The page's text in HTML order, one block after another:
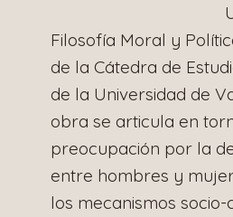
Filosofía Moral y
de la Cátedra de
de la Universidad de
obra se articula en
preocupación por la
entre hombres y
los mecanismos